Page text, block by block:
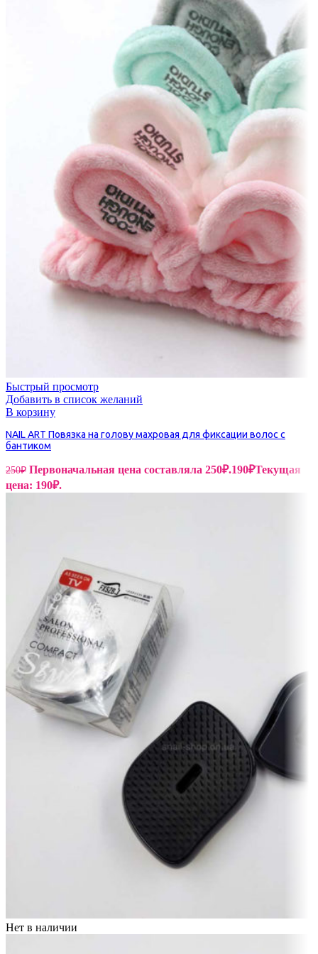
Быстрый просмотр
Добавить в список желаний
В корзину
NAIL ART Повязка на голову махровая для фиксации волос с
бантиком
250₽ Первоначальная цена составляла 250₽.190₽Текущая
цена: 190₽.
Нет в наличии